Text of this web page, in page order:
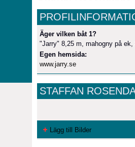
Äger vilken båt 1?
"Jarry" 8,25 m, mahogny på
Egen hemsida:
www.jarry.se
STAFFAN
Lägg till Bilder